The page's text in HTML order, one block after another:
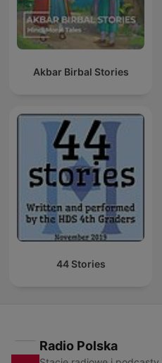
Akbar Birbal Stories
44 Stories
Radio Polska